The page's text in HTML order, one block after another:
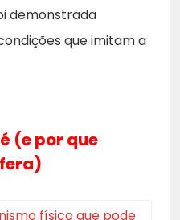
demonstrada
que imitam a
(e por que